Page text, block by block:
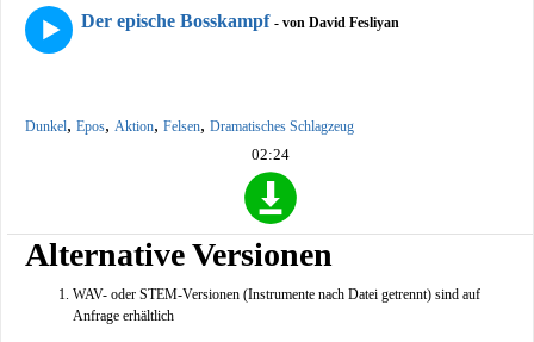
Der epische Bosskampf - von David Fesliyan
Dunkel, Epos, Aktion, Felsen, Dramatisches Schlagzeug
02:24
Alternative Versionen
WAV- oder STEM-Versionen (Instrumente nach Datei getrennt) sind auf
Anfrage erhältlich